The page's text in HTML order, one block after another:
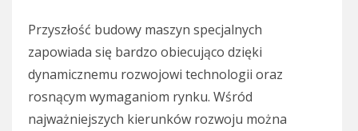
Przyszłość budowy maszyn specjalnych
zapowiada się bardzo obiecująco dzięki
dynamicznemu rozwojowi technologii oraz
rosnącym wymaganiom rynku. Wśród
najważniejszych kierunków rozwoju można